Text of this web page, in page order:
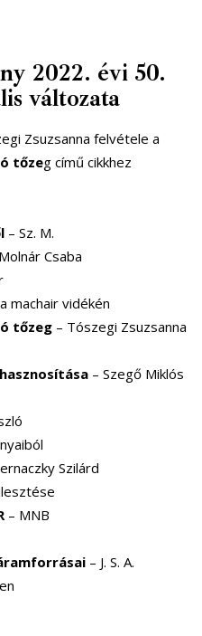
2022. évi 50.
változata
Zsuzsanna felvétele a
tőzeg című cikkhez
– Sz. M.
Csaba
machair vidékén
tőzeg – Tószegi Zsuzsanna
– Szegő Miklós
Szilárd
– MNB
– J. S. A.